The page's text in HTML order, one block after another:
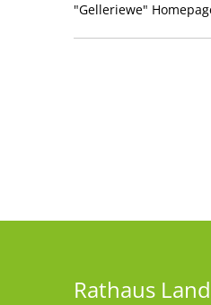
"Gelleriewe"
Rathaus